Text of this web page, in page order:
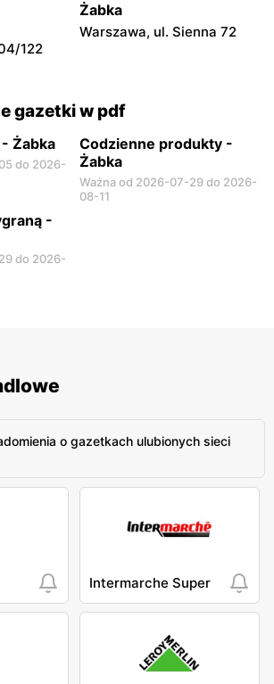
2/14
Żabka
122
Żabka
Warszawa, ul. Sienna 72
gazetki w pdf
Żabka
do 2026-
Codzienne produkty -
Żabka
Ważna od 2026-07-29 do 2026-
08-11
-
do 2026-
o gazetkach ulubionych sieci
Intermarche Super